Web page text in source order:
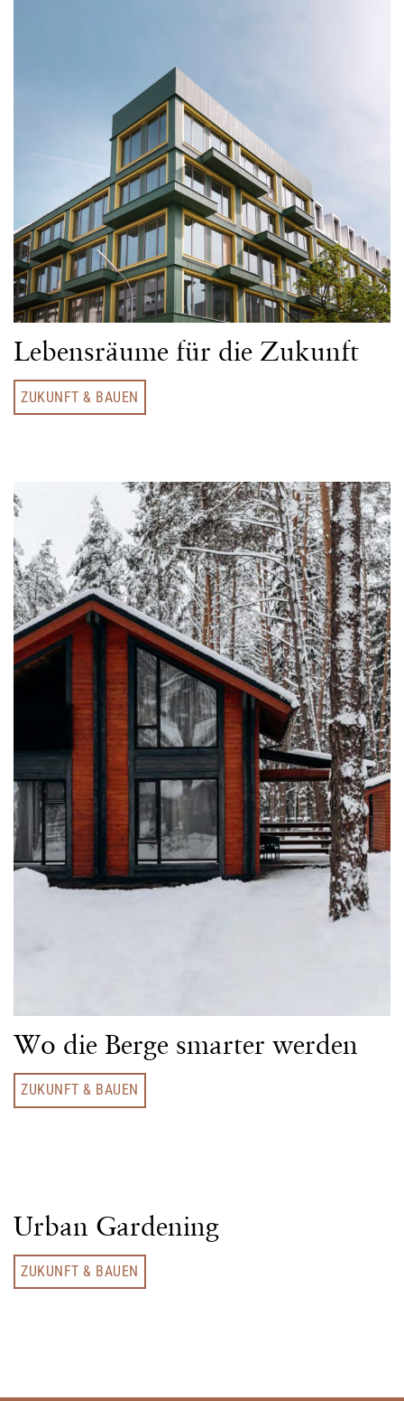
Lebensräume für die Zukunft
ZUKUNFT & BAUEN
Wo die Berge smarter werden
ZUKUNFT & BAUEN
Urban Gardening
ZUKUNFT & BAUEN